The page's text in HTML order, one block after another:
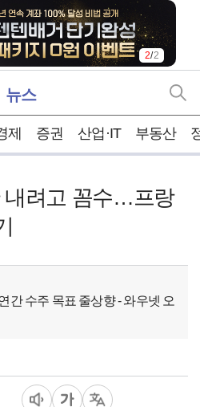
2/2
뉴스
제 증권 산업·IT 부동산
내려고 꼼수…프랑
간 수주 목표 줄상향 - 와우넷 오